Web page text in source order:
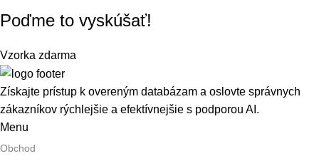
Poďme to vyskúšať!
Vzorka zdarma
Získajte prístup k overeným databázam a oslovte správnych
zákazníkov rýchlejšie a efektívnejšie s podporou AI.
Menu
Obchod